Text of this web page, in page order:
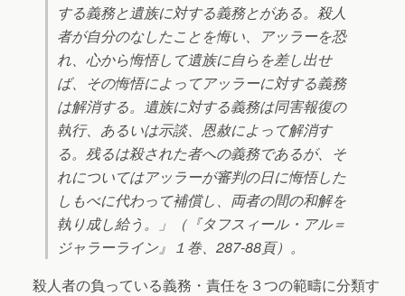
する義務と遺族に対する義務とがある。殺人
者が自分のなしたことを悔い、アッラーを恐
れ、心から悔悟して遺族に自らを差し出せ
ば、その悔悟によってアッラーに対する義務
は解消する。遺族に対する義務は同害報復の
執行、あるいは示談、恩赦によって解消す
る。残るは殺された者への義務であるが、そ
れについてはアッラーが審判の日に悔悟した
しもべに代わって補償し、両者の間の和解を
執り成し給う。」（『タフスィール・アル＝
ジャラーライン』１巻、287-88頁）。
殺人者の負っている義務・責任を３つの範疇に分類す